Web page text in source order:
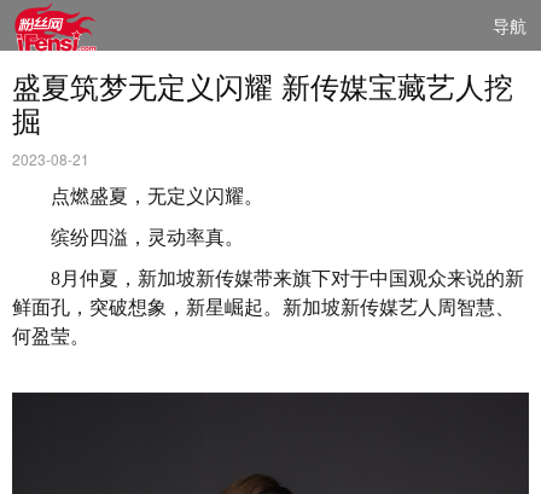
导航
盛夏筑梦无定义闪耀 新传媒宝藏艺人挖
掘
2023-08-21
点燃盛夏，无定义闪耀。
缤纷四溢，灵动率真。
8月仲夏，新加坡新传媒带来旗下对于中国观众来说的新
鲜面孔，突破想象，新星崛起。新加坡新传媒艺人周智慧、
何盈莹。